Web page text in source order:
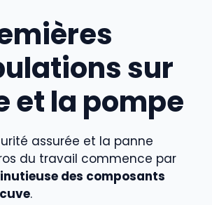
sur
et la pompe
assurée et la panne
du travail commence par
des composants
.